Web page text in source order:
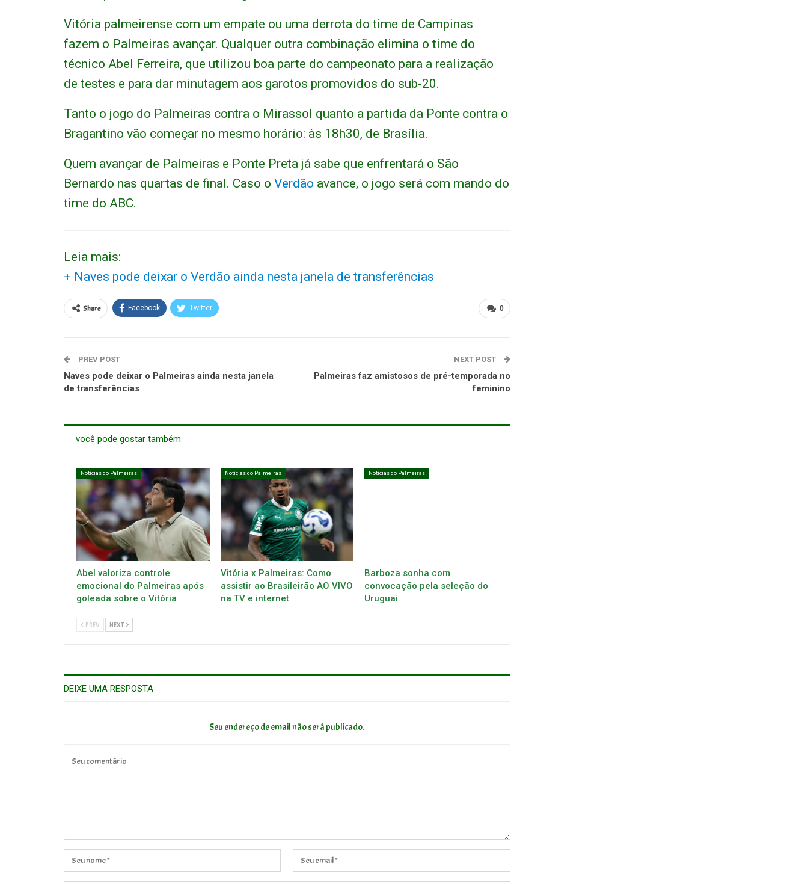
Vitória palmeirense com um empate ou uma derrota do time de Campinas
fazem o Palmeiras avançar. Qualquer outra combinação elimina o time do
técnico Abel Ferreira, que utilizou boa parte do campeonato para a realização
de testes e para dar minutagem aos garotos promovidos do sub-20.
Tanto o jogo do Palmeiras contra o Mirassol quanto a partida da Ponte contra o
Bragantino vão começar no mesmo horário: às 18h30, de Brasília.
Quem avançar de Palmeiras e Ponte Preta já sabe que enfrentará o São
Bernardo nas quartas de final. Caso o Verdão avance, o jogo será com mando do
time do ABC.
Leia mais:
+ Naves pode deixar o Verdão ainda nesta janela de transferências
0
Share Facebook Twitter
PREV POST
Naves pode deixar o Palmeiras ainda nesta janela
de transferências
NEXT POST
Palmeiras faz amistosos de pré-temporada no
feminino
você pode gostar também
Notícias do Palmeiras
Abel valoriza controle
emocional do Palmeiras após
goleada sobre o Vitória
Notícias do Palmeiras
Vitória x Palmeiras: Como
assistir ao Brasileirão AO VIVO
na TV e internet
Notícias do Palmeiras
Barboza sonha com
convocação pela seleção do
Uruguai
PREV NEXT
DEIXE UMA RESPOSTA
Seu endereço de email não será publicado.